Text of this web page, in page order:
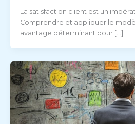
La satisfaction client est un
Comprendre et appliquer le
avantage déterminant pour […]